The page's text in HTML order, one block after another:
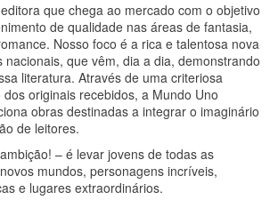
que chega ao mercado com o objetivo
de qualidade nas áreas de fantasia,
Nosso foco é a rica e talentosa nova
nacionais, que vêm, dia a dia, demonstrando
literatura. Através de uma criteriosa
originais recebidos, a Mundo Uno
obras destinadas a integrar o imaginário
de leitores.
– é levar jovens de todas as
mundos, personagens incríveis,
e lugares extraordinários.